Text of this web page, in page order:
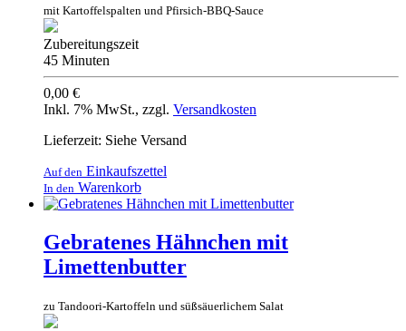
mit Kartoffelspalten und Pfirsich-BBQ-Sauce
Zubereitungszeit
45 Minuten
0,00 €
Inkl. 7% MwSt., zzgl. Versandkosten
Lieferzeit: Siehe Versand
Auf den Einkaufszettel
In den Warenkorb
Gebratenes Hähnchen mit
Limettenbutter
zu Tandoori-Kartoffeln und süßsäuerlichem Salat